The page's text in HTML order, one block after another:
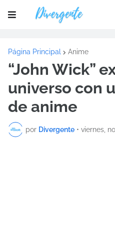
Página Principal Anime
“John Wick”
universo con
de anime
por Divergente • viernes,